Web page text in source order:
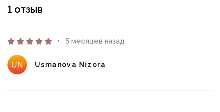
1 отзыв
5 месяцев назад
Usmanova Nizora